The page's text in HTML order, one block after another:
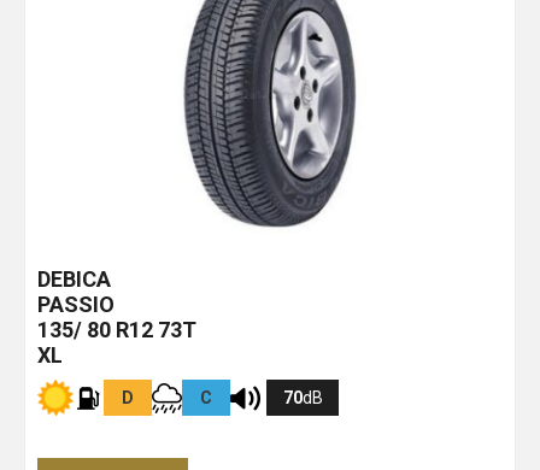
DEBICA
PASSIO
135/ 80 R12 73T
XL
D C 70dB